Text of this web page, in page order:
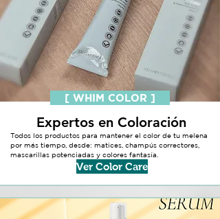
[ WHIM COLOR ]
Expertos en Coloración
Todos los productos para mantener el color de tu melena
por más tiempo, desde: matices, champús correctores,
mascarillas potenciadas y colores fantasía.
Ver Color Care